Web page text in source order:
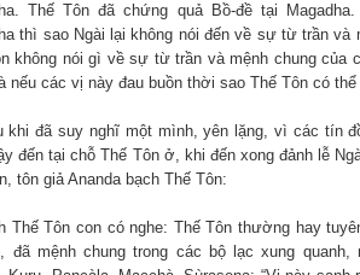
Thế Tôn đã chứng quả Bồ-đề tại
thì sao Ngài lại không nói đến về sự từ trần
không nói gì về sự từ trần và mệnh chung
nếu các vị này đau buồn thời sao Thế Tôn có
khi đã suy nghĩ một mình, yên lặng, vì các tín
đến tại chỗ Thế Tôn ở, khi đến xong đảnh lễ
tôn giả Ananda bạch Thế Tôn:
Thế Tôn con có nghe: Thế Tôn thường hay
đã mệnh chung trong các bộ lạc xung